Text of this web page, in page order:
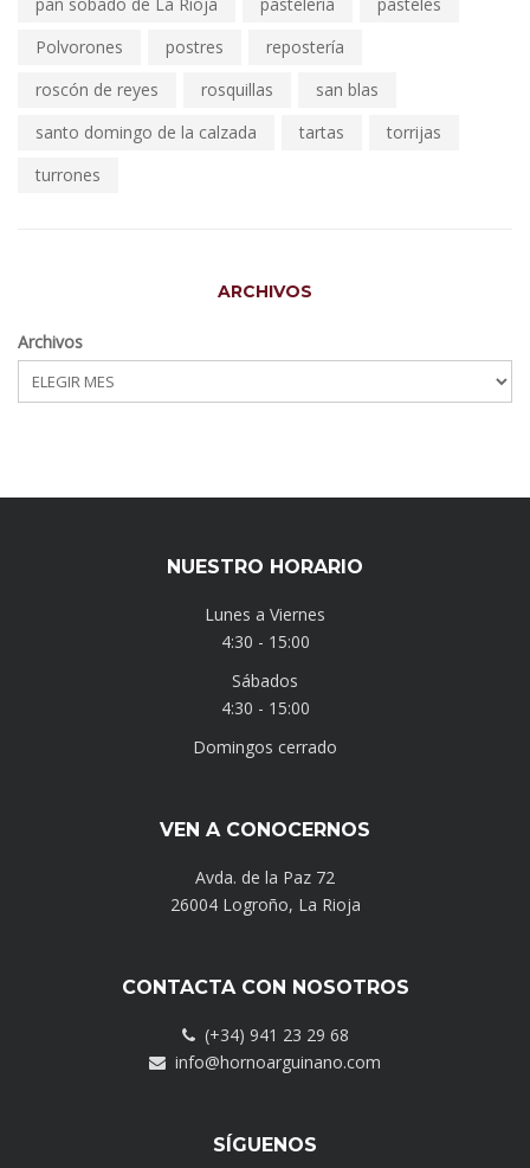
Polvorones
postres
repostería
roscón de reyes
rosquillas
san blas
santo domingo de la calzada
tartas
torrijas
turrones
ARCHIVOS
Archivos
NUESTRO HORARIO
Lunes a Viernes
4:30 - 15:00
Sábados
4:30 - 15:00
Domingos cerrado
VEN A CONOCERNOS
Avda. de la Paz 72
26004 Logroño, La Rioja
CONTACTA CON NOSOTROS
(+34) 941 23 29 68
info@hornoarguinano.com
SÍGUENOS